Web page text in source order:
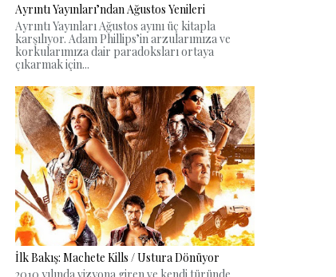
Ayrıntı Yayınları’ndan Ağustos Yenileri
Ayrıntı Yayınları Ağustos ayını üç kitapla
karşılıyor. Adam Phillips’in arzularımıza ve
korkularımıza dair paradoksları ortaya
çıkarmak için...
İlk Bakış: Machete Kills / Ustura Dönüyor